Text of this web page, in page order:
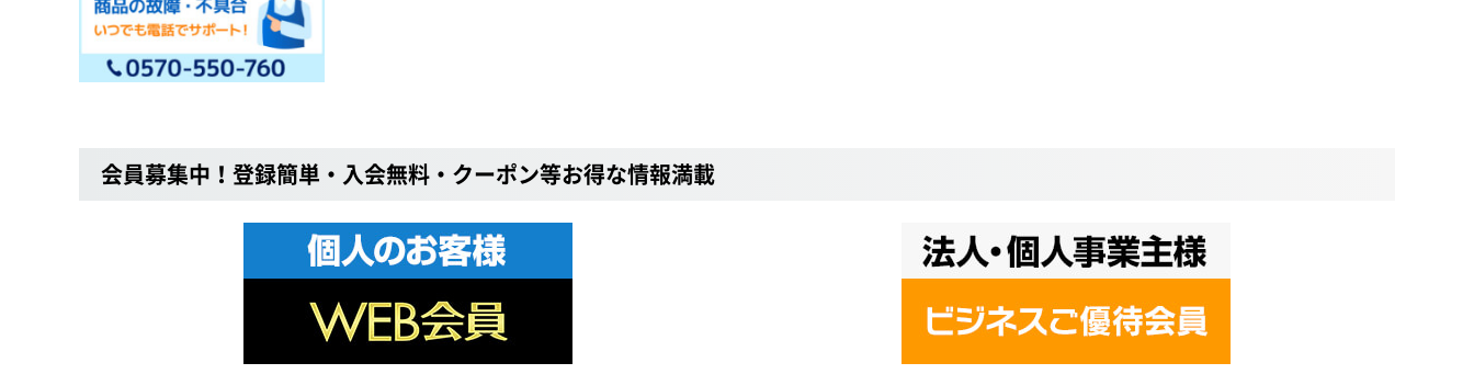
会員募集中！登録簡単・入会無料・クーポン等お得な情報満載